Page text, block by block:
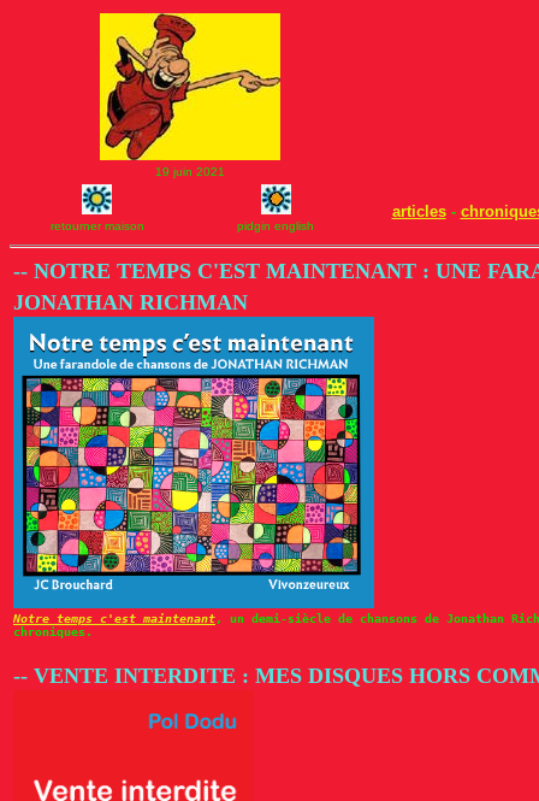
19 juin 2021
articles-
retourner maison pidgin english
-- NOTRE TEMPS C'EST MAINTENANT : UNE
JONATHAN RICHMAN
Notre temps c'est maintenant, un demi-siècle de chansons de Jonathan
chroniques.
-- VENTE INTERDITE : MES DISQUES HORS